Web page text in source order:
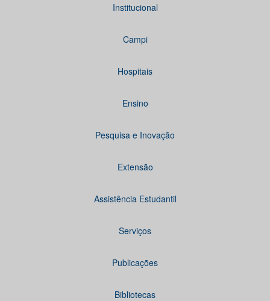
Institucional
Campi
Hospitais
Ensino
Pesquisa e Inovação
Extensão
Assistência Estudantil
Serviços
Publicações
Bibliotecas